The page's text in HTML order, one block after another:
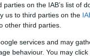
on the IAB’s list of
us to third parties on the
other third parties.
services and may
behaviour. You may